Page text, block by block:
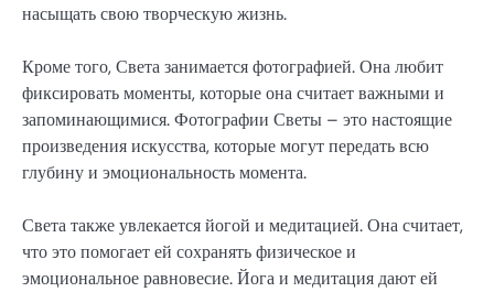
насыщать свою творческую жизнь.
Кроме того, Света занимается фотографией. Она любит
фиксировать моменты, которые она считает важными и
запоминающимися. Фотографии Светы – это настоящие
произведения искусства, которые могут передать всю
глубину и эмоциональность момента.
Света также увлекается йогой и медитацией. Она считает,
что это помогает ей сохранять физическое и
эмоциональное равновесие. Йога и медитация дают ей